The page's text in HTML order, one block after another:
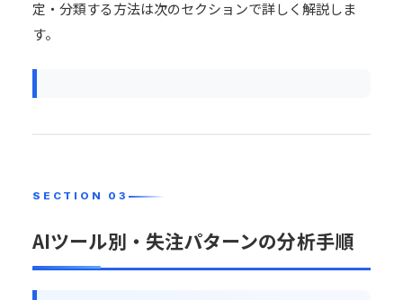
定・分類する方法は次のセクションで詳しく解説しま
す。
AIツール別・失注パターンの分析手順